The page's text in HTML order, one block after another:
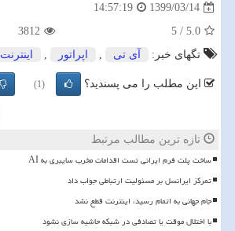
1399/03/14
14:57:19
5.0
/
5
3812
تگهای خبر:
آی تی , اپراتور , اینترنت
این مطلب را می پسندید؟ (1)
تازه ترین مطالب مرتبط
ساخت پلت فرم ایرانی تست اقدامات مخرب سایبری به AI
تمرکز ایرانسل بر مسئولیت ارتباطی جواب داد
️جام جهانی به اتمام رسید، اینترنت قطع نشد
با اختلال موقت یا تصادفی در شبکه حاشیه سازی نشود